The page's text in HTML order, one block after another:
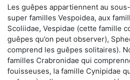
Les guêpes appartiennent au
super familles Vespoidea, aux
Scoliidae, Vespidae (cette famille
guêpes qu’on peut observer),
comprend les guêpes solitaires).
familles Crabronidae qui
fouisseuses, la famille Cynipidae